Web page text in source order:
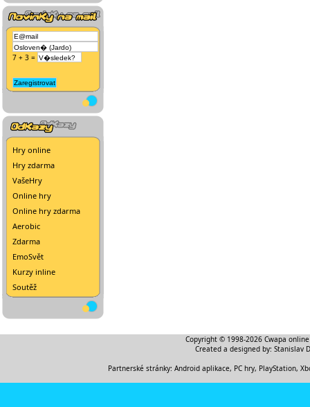
7 + 3 =
Hry online
Hry zdarma
VašeHry
Online hry
Online hry zdarma
Aerobic
Zdarma
EmoSvět
Kurzy inline
Soutěž
Copyright © 1998-2026 Cwapa
Created a designed by: Stanislav
Partnerské stránky: Android aplikace, PC hry, PlayStation,